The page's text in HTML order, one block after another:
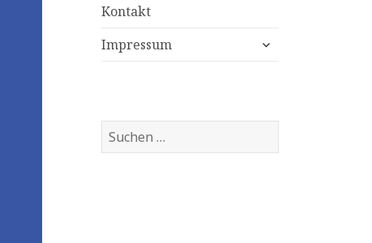
Kontakt
Impressum
expand
Suchen
nach: